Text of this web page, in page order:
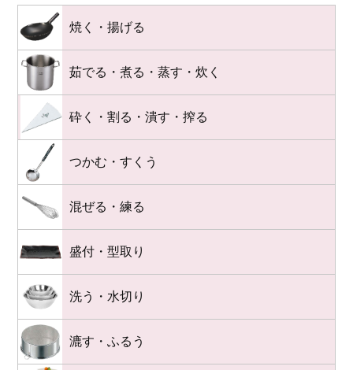
焼く・揚げる
茹でる・煮る・蒸す・炊く
砕く・割る・潰す・搾る
つかむ・すくう
混ぜる・練る
盛付・型取り
洗う・水切り
漉す・ふるう